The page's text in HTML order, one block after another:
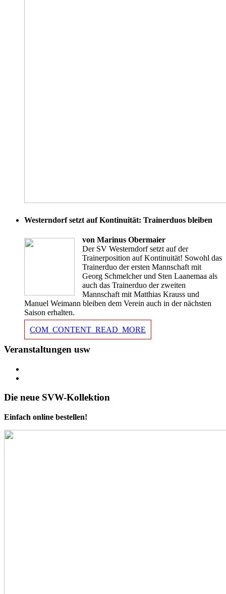
Westerndorf setzt auf Kontinuität: Trainerduos bleiben
von Marinus Obermaier
Der SV Westerndorf setzt auf der
Trainerposition auf Kontinuität! Sowohl das
Trainerduo der ersten Mannschaft mit
Georg Schmelcher und Sten Laanemaa als
auch das Trainerduo der zweiten
Mannschaft mit Matthias Krauss und
Manuel Weimann bleiben dem Verein auch in der nächsten
Saison erhalten.
COM_CONTENT_READ_MORE
Veranstaltungen usw
Die neue SVW-Kollektion
Einfach online bestellen!